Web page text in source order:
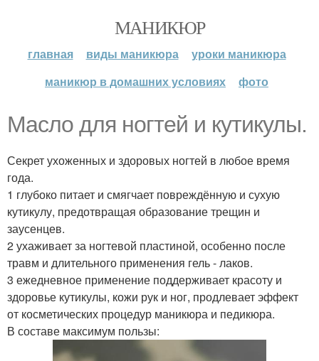
МАНИКЮР
главная виды маникюра
уроки маникюра
маникюр в домашних условиях
фото
Масло для ногтей и кутикулы.
Секрет ухоженных и здоровых ногтей в любое время
года.
1 глубоко питает и смягчает повреждённую и сухую
кутикулу, предотвращая образование трещин и
заусенцев.
2 ухаживает за ногтевой пластиной, особенно после
травм и длительного применения гель - лаков.
3 ежедневное применение поддерживает красоту и
здоровье кутикулы, кожи рук и ног, продлевает эффект
от косметических процедур маникюра и педикюра.
В составе максимум пользы: